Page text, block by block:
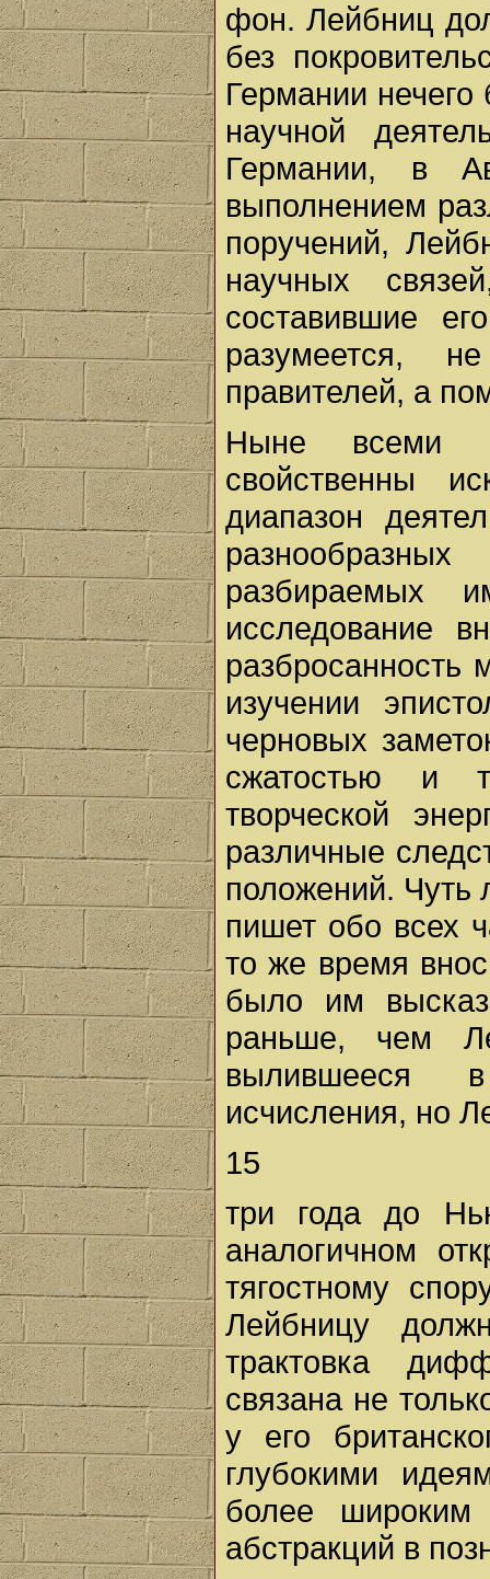
фон. Лейбниц
без
Германии
научной
Германии, в
выполнением
поручений,
научных
составившие
разумеется,
правителей, а
Ныне всеми
свойственны
диапазон
разбираемых
исследование
изучении
черновых
сжатостью и
творческой
различные
положений. Чуть
пишет обо всех
то же время
было им
раньше, чем
вылившееся в
исчисления, но
15
три года до
аналогичном
тягостному
Лейбницу
трактовка
связана не
у его
глубокими
более широким
абстракций в